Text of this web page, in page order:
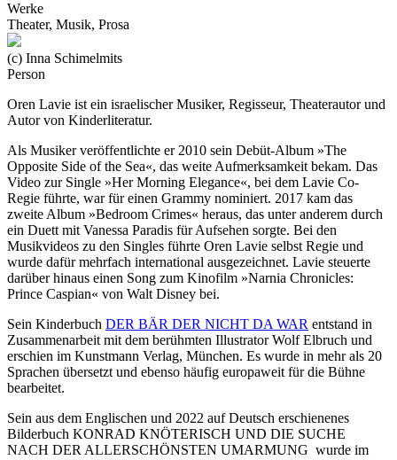
Werke
Theater, Musik, Prosa
(c) Inna Schimelmits
Person
Oren Lavie ist ein israelischer Musiker, Regisseur, Theaterautor und
Autor von Kinderliteratur.
Als Musiker veröffentlichte er 2010 sein Debüt-Album »The
Opposite Side of the Sea«, das weite Aufmerksamkeit bekam. Das
Video zur Single »Her Morning Elegance«, bei dem Lavie Co-
Regie führte, war für einen Grammy nominiert. 2017 kam das
zweite Album »Bedroom Crimes« heraus, das unter anderem durch
ein Duett mit Vanessa Paradis für Aufsehen sorgte. Bei den
Musikvideos zu den Singles führte Oren Lavie selbst Regie und
wurde dafür mehrfach international ausgezeichnet. Lavie steuerte
darüber hinaus einen Song zum Kinofilm »Narnia Chronicles:
Prince Caspian« von Walt Disney bei.
Sein Kinderbuch DER BÄR DER NICHT DA WAR entstand in
Zusammenarbeit mit dem berühmten Illustrator Wolf Elbruch und
erschien im Kunstmann Verlag, München. Es wurde in mehr als 20
Sprachen übersetzt und ebenso häufig europaweit für die Bühne
bearbeitet.
Sein aus dem Englischen und 2022 auf Deutsch erschienenes
Bilderbuch KONRAD KNÖTERISCH UND DIE SUCHE
NACH DER ALLERSCHÖNSTEN UMARMUNG wurde im